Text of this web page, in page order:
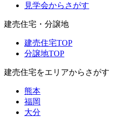
見学会からさがす
建売住宅・分譲地
建売住宅TOP
分譲地TOP
建売住宅をエリアからさがす
熊本
福岡
大分